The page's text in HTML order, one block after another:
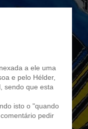
a ele uma
e pelo Hélder,
sendo que esta
isto o "quando
pedir